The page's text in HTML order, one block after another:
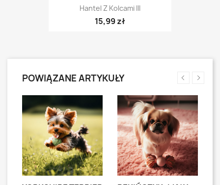
Hantel Z Kolcami III
15,99 zł
POWIĄZANE ARTYKUŁY